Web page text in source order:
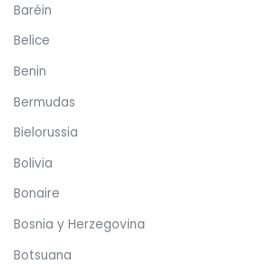
Baréin
Belice
Benin
Bermudas
Bielorussia
Bolivia
Bonaire
Bosnia y Herzegovina
Botsuana